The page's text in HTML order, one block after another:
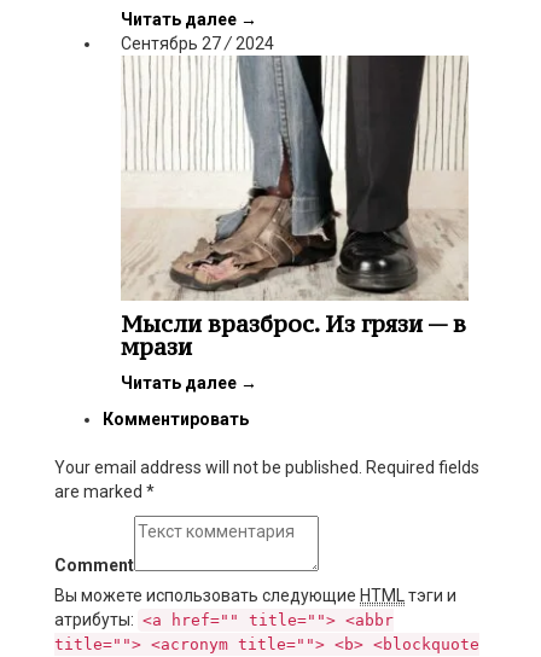
Читать далее →
Сентябрь 27/2024
Мысли вразброс. Из грязи — в
мрази
Читать далее →
Комментировать
Your email address will not be published. Required fields
are marked *
Comment
Вы можете использовать следующие HTML
тэги и
атрибуты: <a href="" title=""> <abbr
title=""> <acronym title=""> <b> <blockquote